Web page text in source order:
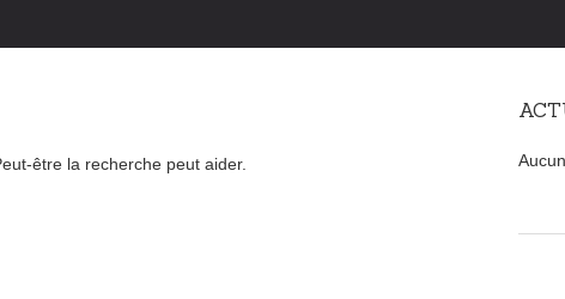
être la recherche peut aider.